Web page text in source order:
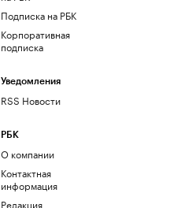
Подписка на РБК
Корпоративная
подписка
Уведомления
RSS Новости
РБК
О компании
Контактная
информация
Редакция